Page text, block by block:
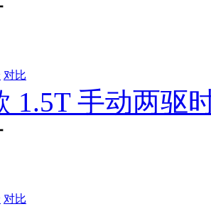
对比
1.5T 手动两驱
对比